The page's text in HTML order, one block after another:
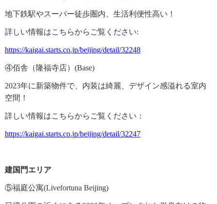
情
報
に
移
動
し
す
地下鉄駅やスーパー徒歩圏内、生活利便性高い！
詳しい情報はこちらからご覧ください:
https://kaigai.starts.co.jp/beijing/detail/32248
④佰舎（隆福寺店）(Base)
2023年に新築物件で、内装は綺麗、デザイン感溢れる室内
空間！
詳しい情報はこちらからご覧ください ：
https://kaigai.starts.co.jp/beijing/detail/32247
建国門エリア
⑤福庭公寓(Livefortuna Beijing)